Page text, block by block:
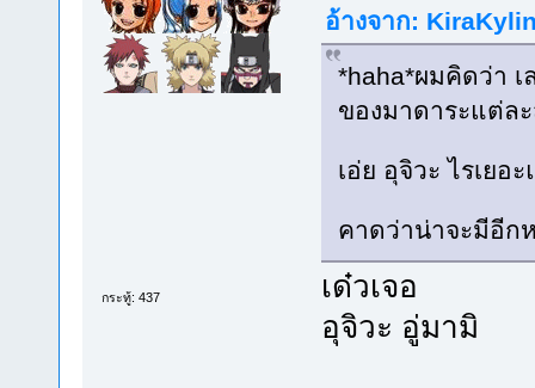
กระทู้: 437
อ้างจาก:
*haha*ผมคิดว่า
ของมาดาระแต่ล
เอ่ย อุจิวะ ไรเยอ
คาดว่าน่าจะมีอีก
เด๋วเจอ
อุจิวะ อู่มามิ